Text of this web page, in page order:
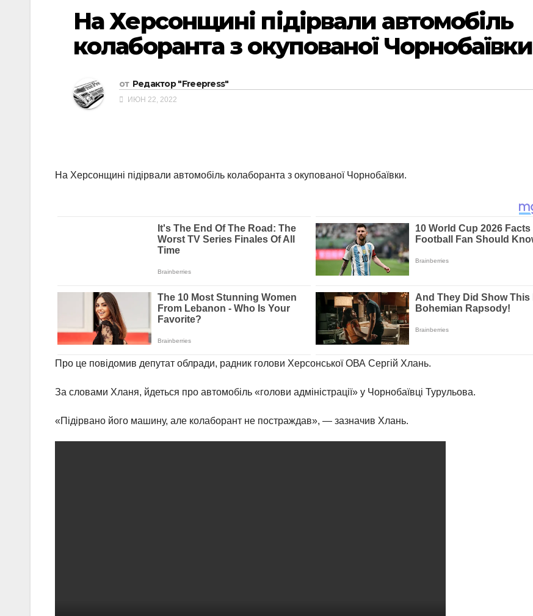
На Херсонщині підірвали автомобіль
колаборанта з окупованої Чорнобаївки
от Редактор "Freepress"
ИЮН 22, 2022
На Херсонщині підірвали автомобіль колаборанта з окупованої Чорнобаївки.
Про це повідомив депутат облради, радник голови Херсонської ОВА Сергій Хлань.
За словами Хланя, йдеться про автомобіль «голови адміністрації» у Чорнобаївці Турульова.
«Підірвано його машину, але колаборант не постраждав», — зазначив Хлань.